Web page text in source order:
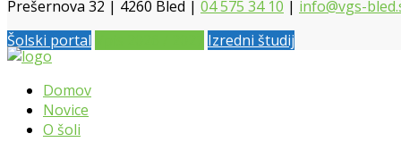
Prešernova 32 | 4260 Bled | 04 575 34 10 | info@vgs-
Šolski portal
Izredni študij
Domov
Novice
O šoli